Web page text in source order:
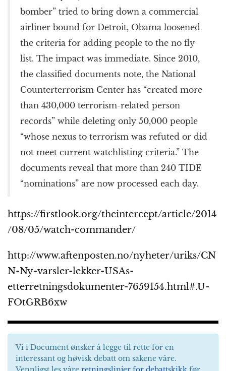
bomber” tried to bring down a commercial
airliner bound for Detroit, Obama loosened
the criteria for adding people to the no fly
list. The impact was immediate. Since 2010,
the classified documents note, the National
Counterterrorism Center has “created more
than 430,000 terrorism-related person
records” while deleting only 50,000 people
“whose nexus to terrorism was refuted or did
not meet current watchlisting criteria.” The
documents reveal that more than 240 TIDE
“nominations” are now processed each day.
https://firstlook.org/theintercept/article/2014
/08/05/watch-commander/
http://www.aftenposten.no/nyheter/uriks/CN
N-Ny-varsler-lekker-USAs-
etterretningsdokumenter-7659154.html#.U-
FOtGRB6xw
Vi i Document ønsker å legge til rette for en
interessant og høvisk debatt om sakene våre.